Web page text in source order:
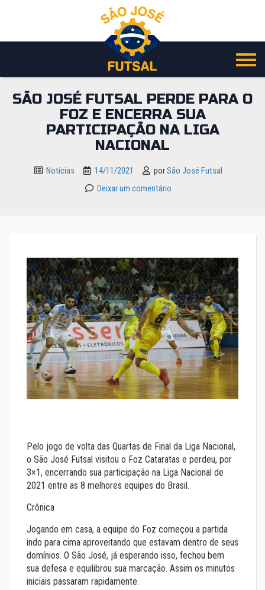
o
SÃO JOSÉ FUTSAL PERDE PARA O
FOZ E ENCERRA SUA
PARTICIPAÇÃO NA LIGA
NACIONAL
Notícias 14/11/2021 porSão José Futsal
Deixar um comentário
Pelo jogo de volta das Quartas de Final da Liga Nacional,
o São José Futsal visitou o Foz Cataratas e perdeu, por
3×1, encerrando sua participação na Liga Nacional de
2021 entre as 8 melhores equipes do Brasil.
Crônica
Jogando em casa, a equipe do Foz começou a partida
indo para cima aproveitando que estavam dentro de seus
domínios. O São José, já esperando isso, fechou bem
sua defesa e equilibrou sua marcação. Assim os minutos
iniciais passaram rapidamente.